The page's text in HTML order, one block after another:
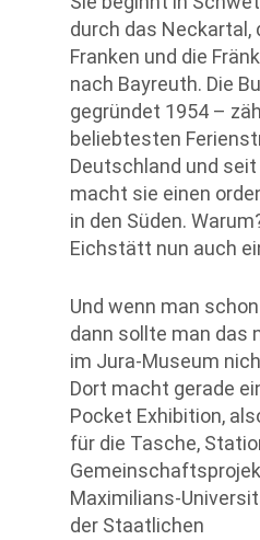
durch das Neckartal,
Franken und die
nach Bayreuth. Die
gegründet 1954 –
beliebtesten
Deutschland und
macht sie einen
in den Süden.
Eichstätt nun auch
Und wenn man
dann sollte man das
im Jura-Museum
Dort macht gerade
Pocket Exhibition,
für die Tasche,
Maximilians-
der Staatlichen